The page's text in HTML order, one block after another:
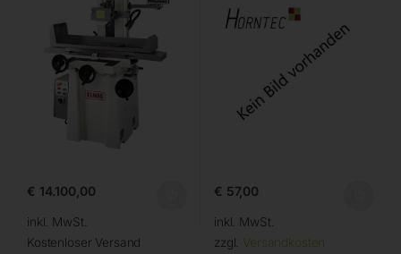
€ 14.100,00
inkl. MwSt.
Kostenloser Versand
€ 57,00
inkl. MwSt.
zzgl. Versandkosten